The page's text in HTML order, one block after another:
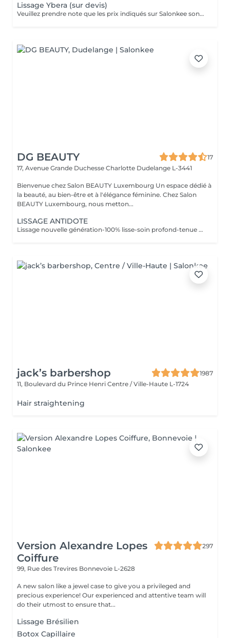
Lissage Ybera (sur devis)
Veuillez prendre note que les prix indiqués sur Salonkee sont communiqués à titre informatif et s'entendent de base. Ces derniers sont susceptibles de varier selon le diagnostic réalisé à votre arrivée au salon et l'expertise du professionnel à qui vous confiez votre beauté. Dans tous les cas, un devis précis vous sera proposé et toutes réalisations de prestations seront effectuées avec votre accord. Un grand merci d'avance pour votre compréhension. Au plaisir de vous recevoir très vite.
DG BEAUTY
17
17, Avenue Grande Duchesse Charlotte Dudelange L-3441
Bienvenue chez Salon BEAUTY Luxembourg Un espace dédié à
la beauté, au bien-être et à l'élégance féminine. Chez Salon
BEAUTY Luxembourg, nous metton...
LISSAGE ANTIDOTE
Lissage nouvelle génération-100% lisse-soin profond-tenue 7 mois et + -sans formaldéhyde -Convient à tous types de cheveux (même crépus) -Résultat immédiat, cheveux brillant et disciplinés
jack’s barbershop
1987
11, Boulevard du Prince Henri Centre / Ville-Haute L-1724
Hair straightening
Version Alexandre Lopes
Coiffure
297
99, Rue des Trevires Bonnevoie L-2628
A new salon like a jewel case to give you a privileged and
precious experience! Our experienced and attentive team will
do their utmost to ensure that...
Lissage Brésilien
Botox Capillaire